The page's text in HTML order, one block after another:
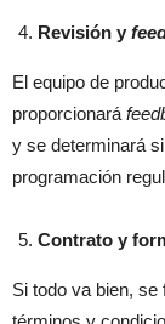
Revisión y
El equipo de
proporcionará
y se determinará
programación
Contrato y
Si todo va bien,